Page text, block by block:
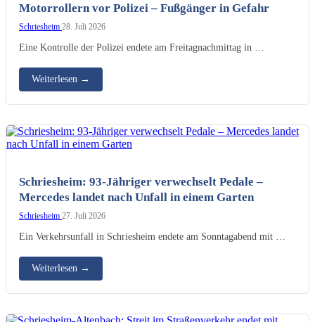
Motorrollern vor Polizei – Fußgänger in Gefahr
Schriesheim 28. Juli 2026
Eine Kontrolle der Polizei endete am Freitagnachmittag in …
Weiterlesen →
Schriesheim: 93-Jähriger verwechselt Pedale –
Mercedes landet nach Unfall in einem Garten
Schriesheim 27. Juli 2026
Ein Verkehrsunfall in Schriesheim endete am Sonntagabend mit …
Weiterlesen →